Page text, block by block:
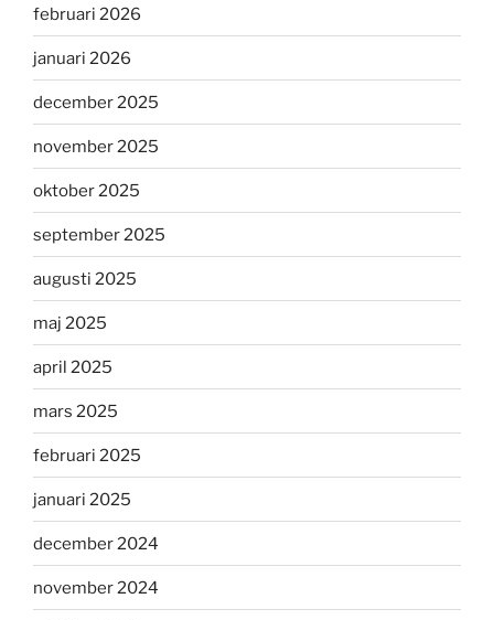
februari 2026
januari 2026
december 2025
november 2025
oktober 2025
september 2025
augusti 2025
maj 2025
april 2025
mars 2025
februari 2025
januari 2025
december 2024
november 2024